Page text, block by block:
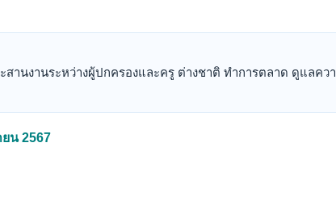
านงานระหว่างผู้ปกครองและครู ต่างชาติ ทำการตลาด ดูแลคว
น 2567